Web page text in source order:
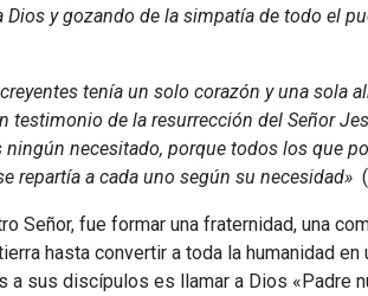
Dios y gozando de la simpatía de todo el
tenía un solo corazón y una sola
testimonio de la resurrección del Señor
ningún necesitado, porque todos los que
repartía a cada uno según su necesidad»
Señor, fue formar una fraternidad, una
hasta convertir a toda la humanidad
a sus discípulos es llamar a Dios «Padre